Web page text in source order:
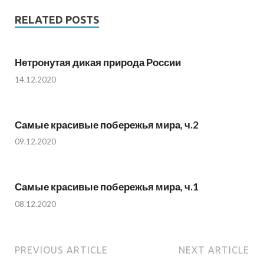
RELATED POSTS
Нетронутая дикая природа России
14.12.2020
Самые красивые побережья мира, ч.2
09.12.2020
Самые красивые побережья мира, ч.1
08.12.2020
PREVIOUS ARTICLE NEXT ARTICLE